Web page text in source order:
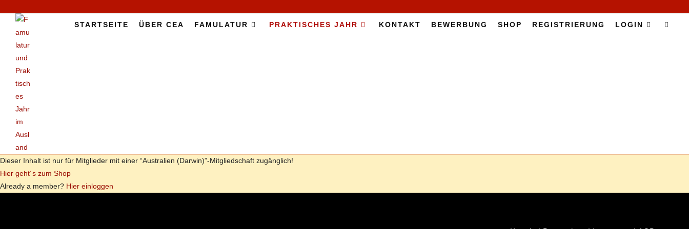
START­SEI­TE ÜBER CEA FAMU­LA­TUR PRAK­TI­SCHES JAHR KON­TAKT BE­WER­BUNG SHOP RE­GIS­TRIE­RUNG LOG­IN
Die­ser In­halt ist nur für Mit­glie­der mit ei­ner “Aus­tra­li­en (Darwin)”-Mitgliedschaft zu­gäng­lich!
Hier geht´s zum Shop
Al­re­a­dy a mem­ber? Hier ein­log­gen